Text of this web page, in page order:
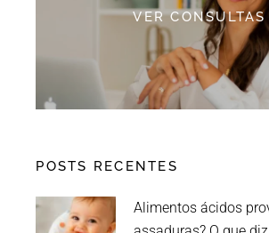
VER CONSULTAS
POSTS RECENTES
Alimentos ácidos